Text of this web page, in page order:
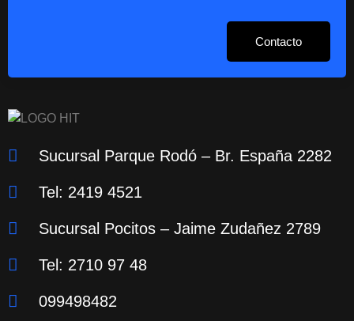
Contacto
Sucursal Parque Rodó – Br. España 2282
Tel: 2419 4521
Sucursal Pocitos – Jaime Zudañez 2789
Tel: 2710 97 48
099498482